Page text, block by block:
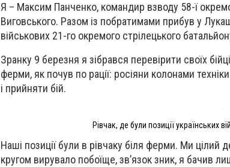
Я – Максим Панченко, командир взводу 58-ї
Виговського. Разом із побратимами прибув у
військових 21-го окремого стрілецького
Зранку 9 березня я зібрався перевірити своїх
ферми, як почув по рації: росіяни колонами
і прийняти бій.
Рівчак, де були позиції українських
Наші позиції були в рівчаку біля ферми. Ми цілий
кругом вирувало побоїще, зв’язок зник, я бачив